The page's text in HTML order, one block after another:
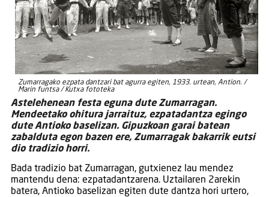
Zumarragako ezpata dantzari bat agurra egiten, 1933. urtean, Antion. /
Marin funtsa / Kutxa fototeka
Astelehenean festa eguna dute Zumarragan.
Mendeetako ohitura jarraituz, ezpatadantza egingo
dute Antioko baselizan. Gipuzkoan garai batean
zabalduta egon bazen ere, Zumarragak bakarrik eutsi
dio tradizio horri.
Bada tradizio bat Zumarragan, gutxienez lau mendez
mantendu dena: ezpatadantzarena. Uztailaren 2arekin
batera, Antioko baselizan egiten dute dantza hori urtero,